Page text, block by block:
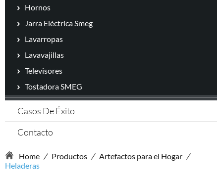
Hornos
Jarra Eléctrica Smeg
Lavarropas
Lavavajillas
Televisores
Tostadora SMEG
Casos De Éxito
Contacto
Home / Productos / Artefactos para el Hogar /
Heladeras